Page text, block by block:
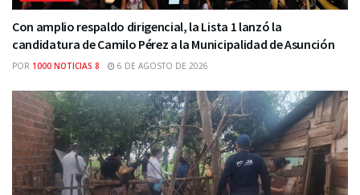
Con amplio respaldo dirigencial, la Lista 1 lanzó la
candidatura de Camilo Pérez a la Municipalidad de Asunción
POR 1000 NOTICIAS 8 6 DE AGOSTO DE 2026